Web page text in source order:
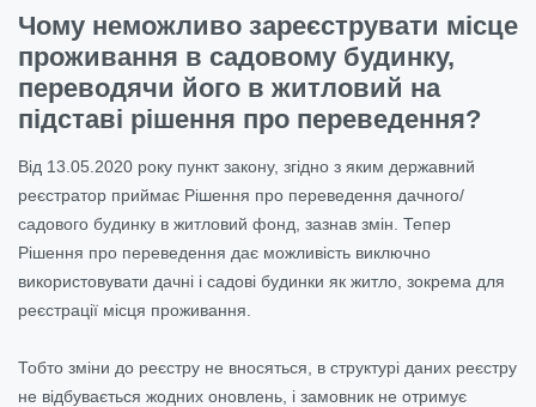
Чому неможливо зареєструвати місце
проживання в садовому будинку,
переводячи його в житловий на
підставі рішення про переведення?
Від 13.05.2020 року пункт закону, згідно з яким державний
реєстратор приймає Рішення про переведення дачного/
садового будинку в житловий фонд, зазнав змін. Тепер
Рішення про переведення дає можливість виключно
використовувати дачні і садові будинки як житло, зокрема для
реєстрації місця проживання.
Тобто зміни до реєстру не вносяться, в структурі даних реєстру
не відбувається жодних оновлень, і замовник не отримує